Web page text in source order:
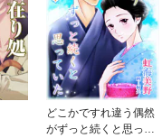
どこかですれ違う偶然
がずっと続くと思って